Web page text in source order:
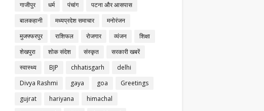
गाजीपुर
धर्म पंचांग
पटना और आसपास
बालकहानी
मध्यप्रदेश समाचार
मनोरंजन
मुजफ्फरपुर
राशिफल रोजगार व्यंजन
शिक्षा
शेखपुरा
शोक संदेश संस्कृत
सरकारी खबरें
स्वास्थ्य
BJP chhatisgarh
delhi
Divya Rashmi
gaya goa
Greetings
gujrat
hariyana
himachal